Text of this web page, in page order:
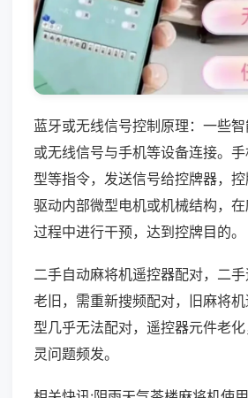
蓝牙或无线信号控制原理：一些
或无线信号与手机等设备连接。
型等指令，发送信号给控牌器，
驱动内部微型电机或机械结构，
过程中进行干预，达到控牌目的。
二手自动麻将机遥控器配对，二
老旧，需重新搜频配对，旧麻将
型几乎无法配对，遥控器元件老
灵问题频发。